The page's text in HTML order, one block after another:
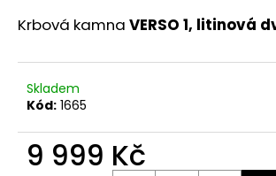
hvězdiček.
Krbová kamna VERSO 1, litinová
Skladem
Kód: 1665
9 999 Kč
D
o